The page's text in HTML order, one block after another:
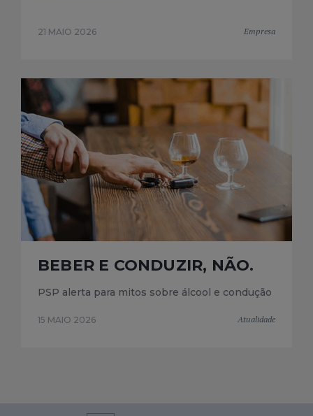
21 MAIO 2026 Empresa
BEBER E CONDUZIR, NÃO.
PSP alerta para mitos sobre álcool e condução
15 MAIO 2026 Atualidade